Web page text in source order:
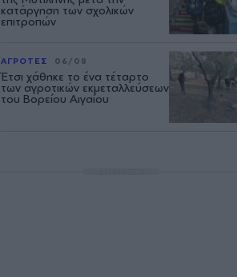
κατάργηση των σχολικών
επιτροπών
ΑΓΡΟΤΕΣ 06/08
Έτσι χάθηκε το ένα τέταρτο
των αγροτικών εκμεταλλεύσεων
του Βορείου Αιγαίου